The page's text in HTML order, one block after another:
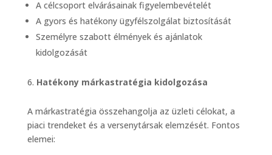
A célcsoport elvárásainak figyelembevételét
A gyors és hatékony ügyfélszolgálat biztosítását
Személyre szabott élmények és ajánlatok
kidolgozását
Hatékony márkastratégia kidolgozása
A márkastratégia összehangolja az üzleti célokat, a
piaci trendeket és a versenytársak elemzését. Fontos
elemei: